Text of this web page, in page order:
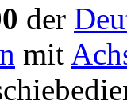
der
mit